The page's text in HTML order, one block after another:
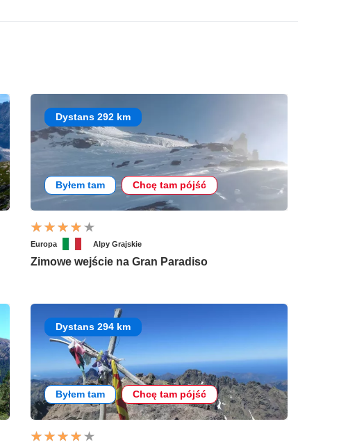
Dystans 292 km
Byłem tam Chcę tam pójść
Europa Alpy Grajskie
Zimowe wejście na Gran Paradiso
Dystans 294 km
Byłem tam Chcę tam pójść